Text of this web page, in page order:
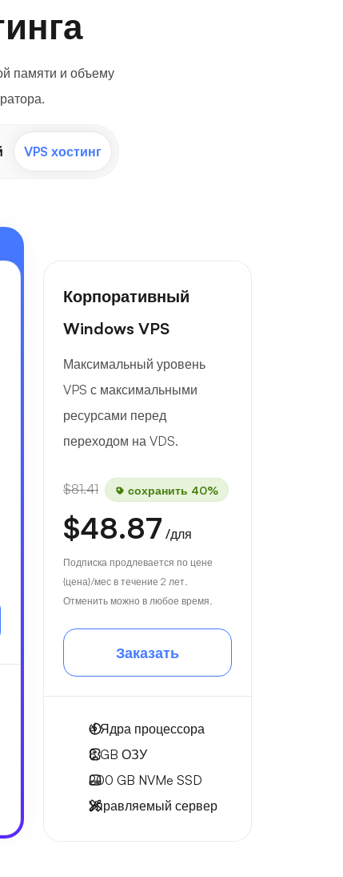
памяти и объему
VPS хостинг
Корпоративный
Windows VPS
Максимальный уровень
VPS с максимальными
ресурсами перед
переходом на VDS.
$81.41 сохранить 40%
$48.87 /для
Подписка продлевается по цене
{цена}/мес в течение 2 лет.
Отменить можно в любое время.
Заказать
4Ядра процессора
8 GB ОЗУ
200 GB NVMe SSD
Управляемый сервер